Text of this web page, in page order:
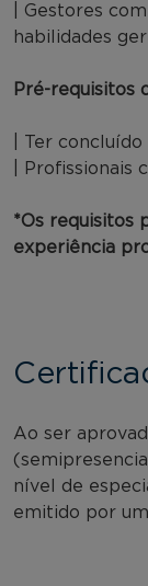
| Gestores
habilidades
Pré-requisitos
| Ter
| Profissionais
*Os requisitos
experiência
Ao ser
nível de
emitido por